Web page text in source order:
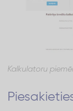
Kalkulatoru